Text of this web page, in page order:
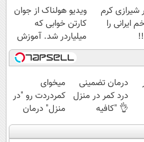
شیرازی کرم
ایرانی را
ویدیو هولناک از جوان
کارتن خوابی که
میلیاردر شد. آموزش
رایگان
درمان تضمینی
درد کمر در منزل
👌 "کافیه
پرسش‌نامه رو پر
کنی"
میخوای
کمردردت رو "در
منزل" درمان
کنی؟ (◂فیلم +
◂پرسش‌نامه)